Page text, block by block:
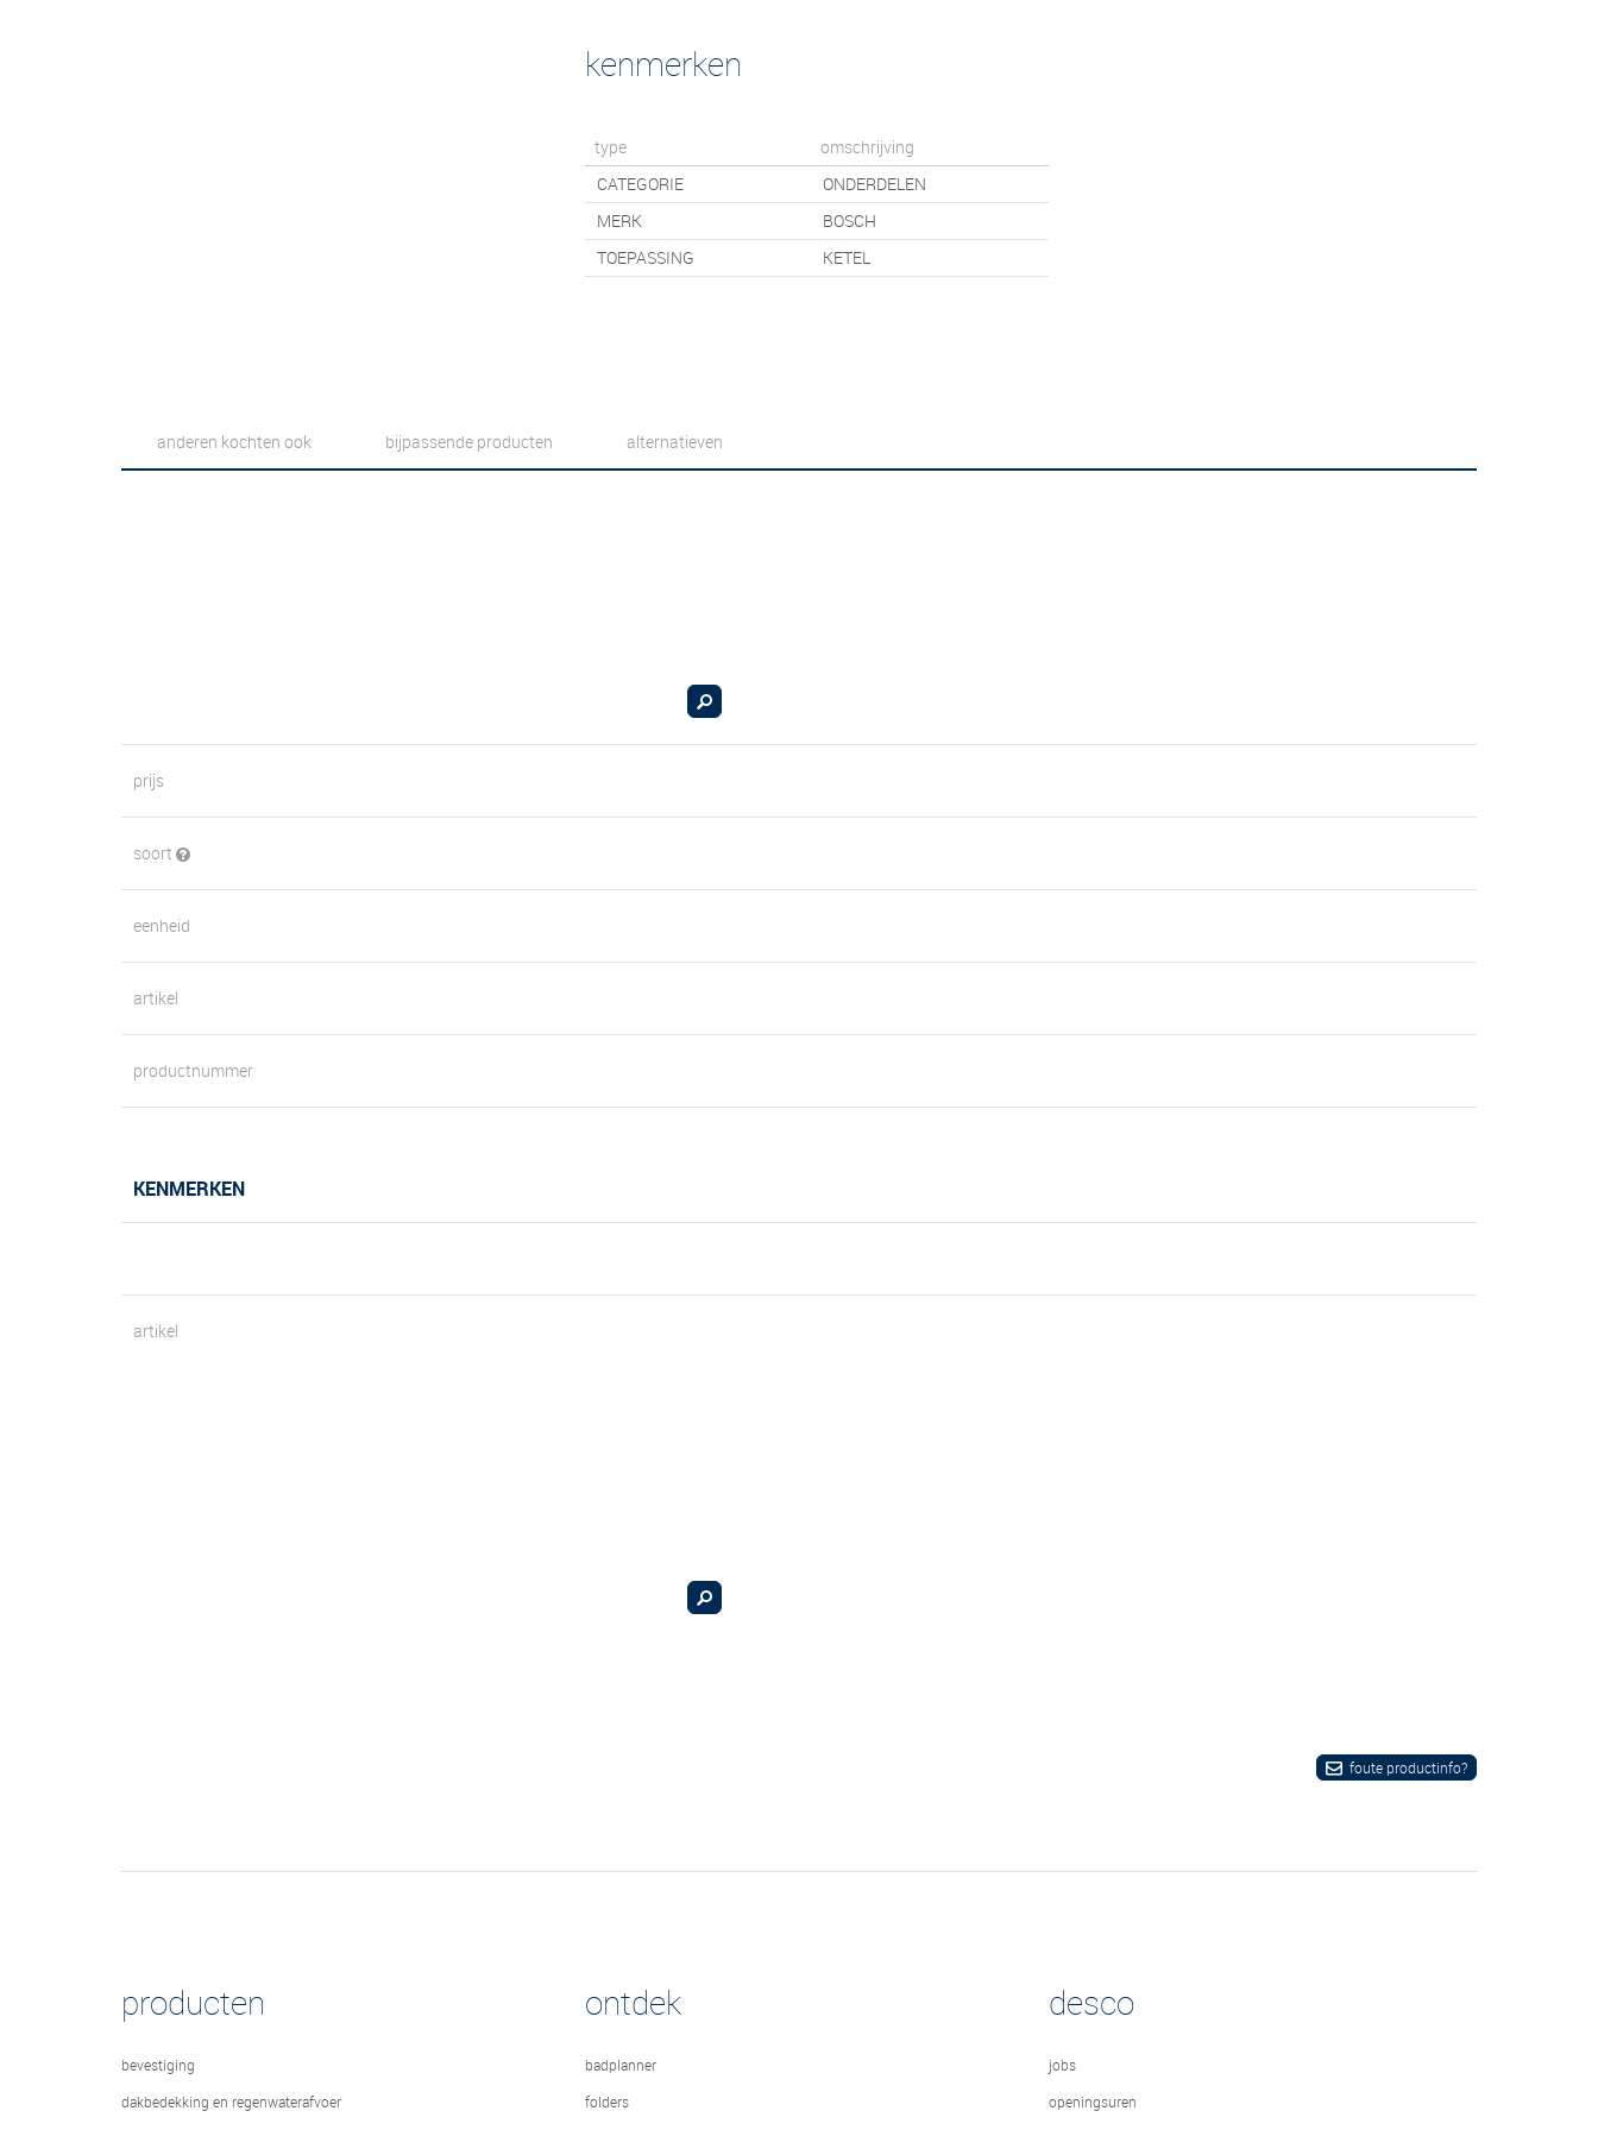
kenmerken
type
omschrijving
CATEGORIE
ONDERDELEN
MERK
BOSCH
TOEPASSING
KETEL
anderen kochten ook bijpassende producten alternatieven
prijs
soort
eenheid
artikel
productnummer
KENMERKEN
artikel
foute productinfo?
producten
bevestiging
dakbedekking en regenwaterafvoer
ontdek
badplanner
folders
desco
jobs
openingsuren